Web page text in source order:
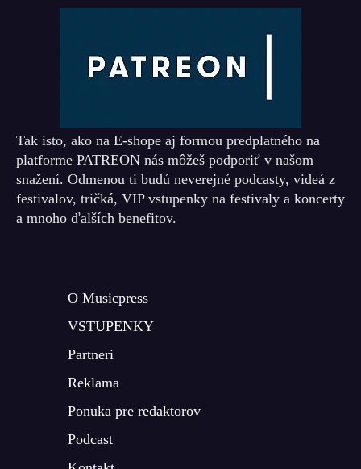
Tak isto, ako na E-shope aj formou predplatného na
platforme PATREON nás môžeš podporiť v našom
snažení. Odmenou ti budú neverejné podcasty, videá z
festivalov, tričká, VIP vstupenky na festivaly a koncerty
a mnoho ďalších benefitov.
O Musicpress
VSTUPENKY
Partneri
Reklama
Ponuka pre redaktorov
Podcast